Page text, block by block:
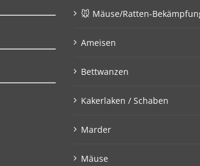
🐭 Mäuse/Ratten-
Ameisen
Bettwanzen
Kakerlaken / Schaben
Marder
Mäuse